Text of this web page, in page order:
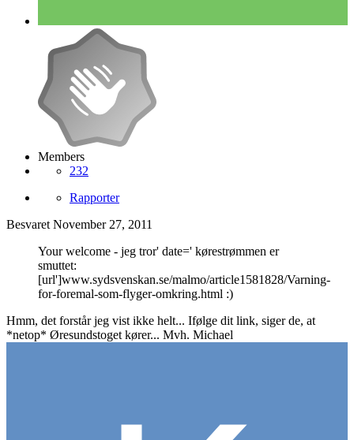
Members
232
Rapporter
BesvaretNovember 27, 2011
Your welcome - jeg tror' date=' kørestrømmen er
smuttet:
[url']www.sydsvenskan.se/malmo/article1581828/Varning-
for-foremal-som-flyger-omkring.html :)
Hmm, det forstår jeg vist ikke helt... Ifølge dit link, siger de, at
*netop* Øresundstoget kører... Mvh. Michael